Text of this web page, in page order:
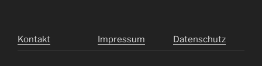
Kontakt Impressum Datenschutz